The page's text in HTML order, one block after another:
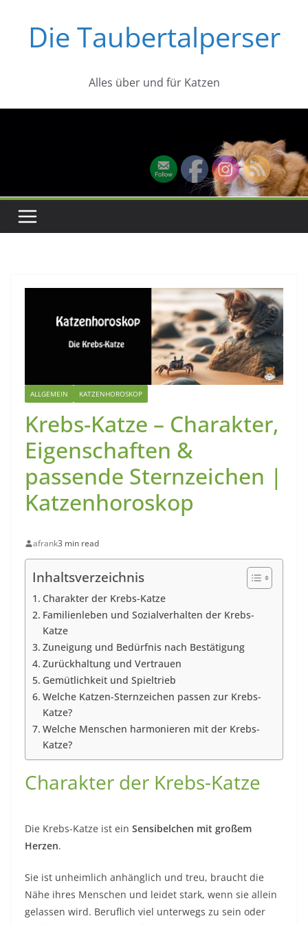
springenDie Taubertalperser
Alles über und für Katzen
ALLGEMEIN KATZENHOROSKOP
Krebs-Katze – Charakter,
Eigenschaften &
passende Sternzeichen |
Katzenhoroskop
afrank3 min read
Inhaltsverzeichnis
Charakter der Krebs-Katze
Familienleben und Sozialverhalten der Krebs-
Katze
Zuneigung und Bedürfnis nach Bestätigung
Zurückhaltung und Vertrauen
Gemütlichkeit und Spieltrieb
Welche Katzen-Sternzeichen passen zur Krebs-
Katze?
Welche Menschen harmonieren mit der Krebs-
Katze?
Charakter der Krebs-Katze
Die Krebs-Katze ist ein Sensibelchen mit großem
Herzen.
Sie ist unheimlich anhänglich und treu, braucht die
Nähe ihres Menschen und leidet stark, wenn sie allein
gelassen wird. Beruflich viel unterwegs zu sein oder